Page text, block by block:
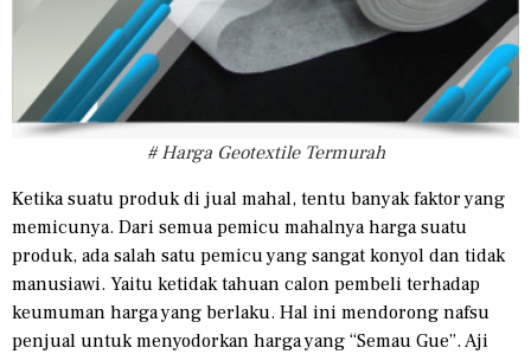
# Harga Geotextile Termurah
Ketika suatu produk di jual mahal, tentu banyak faktor yang
memicunya. Dari semua pemicu mahalnya harga suatu
produk, ada salah satu pemicu yang sangat konyol dan tidak
manusiawi. Yaitu ketidak tahuan calon pembeli terhadap
keumuman harga yang berlaku. Hal ini mendorong nafsu
penjual untuk menyodorkan harga yang “Semau Gue”. Aji